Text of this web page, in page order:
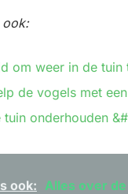
ook:
om weer in de tuin
de vogels met
tuin onderhouden
ook: Alles over